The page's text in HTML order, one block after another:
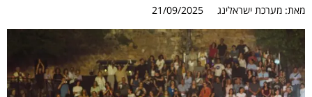
מאת: מערכת ישראלינג 21/09/2025